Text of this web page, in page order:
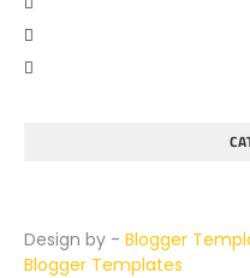
Design by - Blogger
Blogger Templates